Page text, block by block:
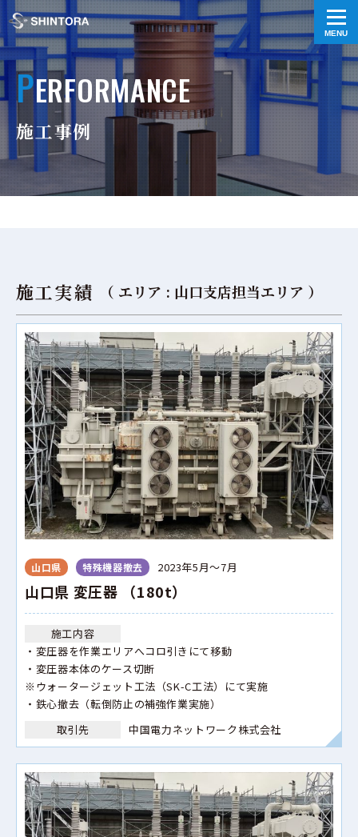
PERFORMANCE
施工事例
施工実績 （ エリア : 山口支店担当エリア ）
山口県 特殊機器撤去 2023年5月～7月
山口県 変圧器 （180t）
施工内容
・変圧器を作業エリアへコロ引きにて移動
・変圧器本体のケース切断
※ウォータージェット工法（SK-C工法）にて実施
・鉄心撤去（転倒防止の補強作業実施）
取引先
中国電力ネットワーク株式会社